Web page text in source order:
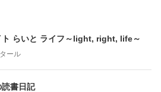
ト らいと ライフ～light, right, life～
ール
書日記